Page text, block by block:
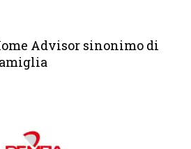
Advisor sinonimo di